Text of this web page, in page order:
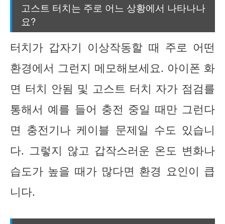
고스트 터치는 주로 어느 상황에서 나타나나
요?
터치가 갑자기 이상작동할 때 주로 어떤
환경에서 그런지 메모해보세요. 아이폰 화
면 터치 안됨 및 고스트 터치 자가 점검를
통해서 예를 들어 충전 중일 때만 그런다
면 충전기나 케이블 문제일 수도 있습니
다. 그렇지 않고 갑작스러운 온도 변화나
습도가 높을 때가 많다면 환경 요인이 큽
니다.